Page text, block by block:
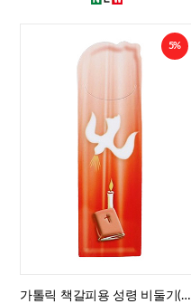
5%
가톨릭 책갈피용 성령 비둘기(이